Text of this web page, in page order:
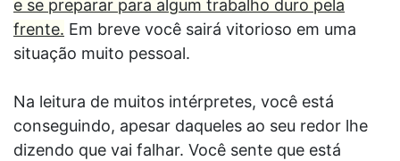
e se preparar para algum trabalho duro pela
frente. Em breve você sairá vitorioso em uma
situação muito pessoal.
Na leitura de muitos intérpretes, você está
conseguindo, apesar daqueles ao seu redor lhe
dizendo que vai falhar. Você sente que está